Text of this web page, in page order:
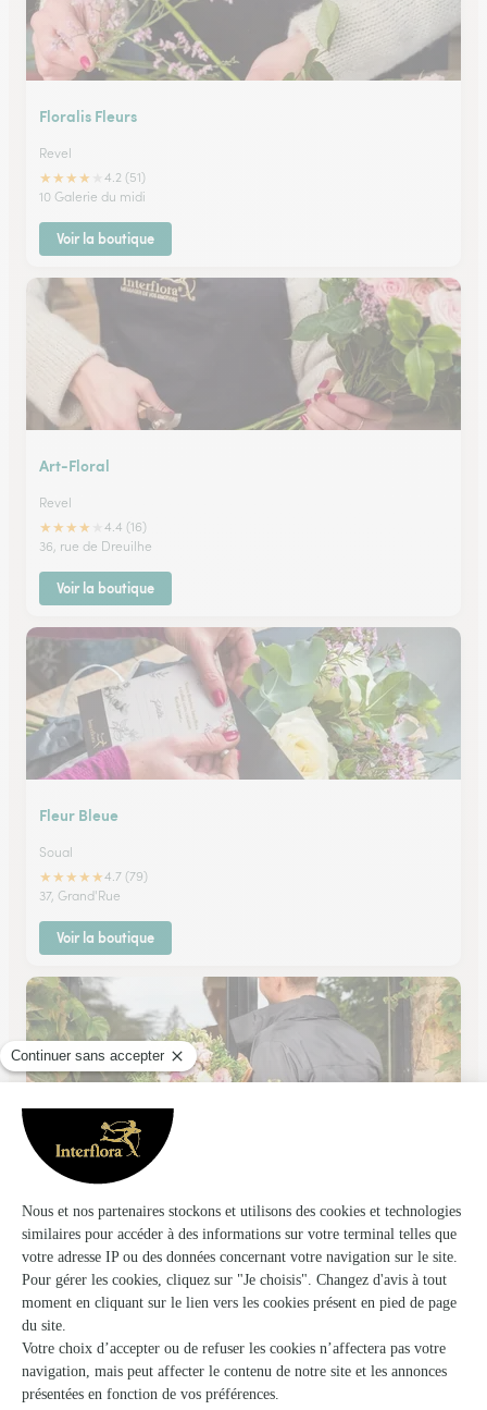
Floralis Fleurs
Revel
★★★★
4.2 (51)
10 Galerie du midi
Voir la boutique
Art-Floral
Revel
★★★★
4.4 (16)
36, rue de Dreuilhe
Voir la boutique
Fleur Bleue
Soual
★★★★★4.7 (79)
37, Grand'Rue
Voir la boutique
Fleur de Lune
★ ★
4.8 (33)
42 avenue de Borde Haute
Voir la boutique